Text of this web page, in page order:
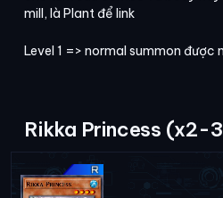
mill, là Plant để link
Level 1 => normal summon được
Rikka Princess (x2-